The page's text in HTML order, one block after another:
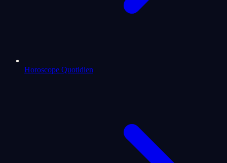
Horoscope Quotidien